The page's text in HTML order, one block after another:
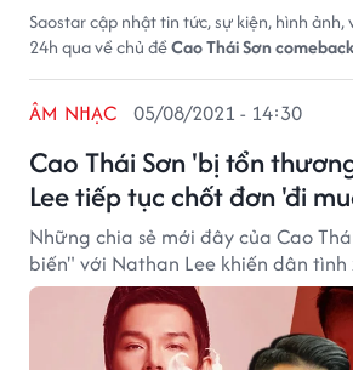
Saostar cập nhật tin tức, sự kiện, hình
24h qua về chủ đềCao Thái Sơn comeback
Cao Thái Sơn 'bị tổn
Lee tiếp tục chốt đơn 'đi
ÂM NHẠC 05/08/2021 - 14:30
Những chia sẻ mới đây của Cao
biến" với Nathan Lee khiến dân tình